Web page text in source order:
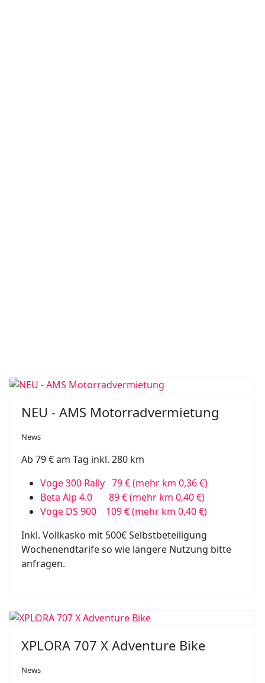
NEU - AMS Motorradvermietung
News
Ab 79 € am Tag inkl. 280 km
Voge 300 Rally 79 € (mehr km 0,36 €)
Beta Alp 4.0 89 € (mehr km 0,40 €)
Voge DS 900 109 € (mehr km 0,40 €)
Inkl. Vollkasko mit 500€ Selbstbeteiligung
Wochenendtarife so wie längere Nutzung bitte
anfragen.
XPLORA 707 X Adventure Bike
News